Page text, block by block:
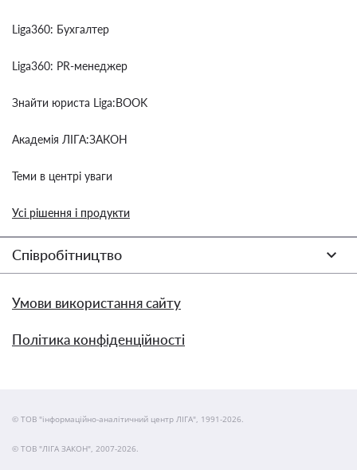
Liga360: Бухгалтер
Liga360: PR-менеджер
Знайти юриста Liga:BOOK
Академія ЛІГА:ЗАКОН
Теми в центрі уваги
Усі рішення і продукти
Співробітництво
Умови використання сайту
Політика конфіденційності
© ТОВ "інформаційно-аналітичний центр ЛІГА", 1991-2026.
© ТОВ "ЛІГА ЗАКОН", 2007-2026.